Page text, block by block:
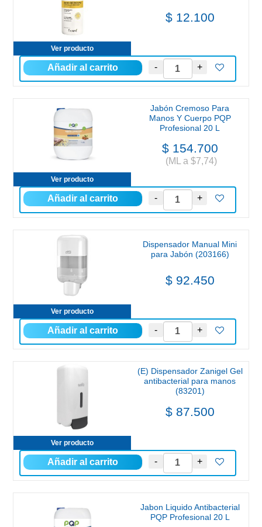
Ver producto
$ 12.100
Ver producto
Jabón Cremoso Para
Manos Y Cuerpo PQP
Profesional 20 L
$ 154.700
(ML a $7,74)
Ver producto
Dispensador Manual Mini
para Jabón (203166)
$ 92.450
Ver producto
(E) Dispensador Zanigel Gel
antibacterial para manos
(83201)
$ 87.500
Jabon Liquido Antibacterial
PQP Profesional 20 L